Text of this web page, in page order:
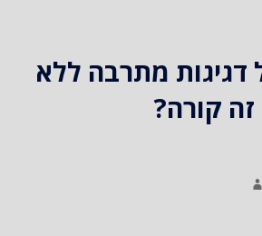
דגיגות מתרבה ללא
זה קורה?